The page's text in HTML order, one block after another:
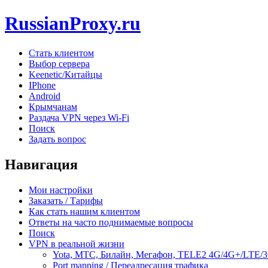
RussianProxy.ru
Стать клиентом
Выбор сервера
Keenetic/Китайцы
IPhone
Android
Крымчанам
Раздача VPN через Wi-Fi
Поиск
Задать вопрос
Навигация
Мои настройки
Заказать / Тарифы
Как стать нашим клиентом
Ответы на часто поднимаемые вопросы
Поиск
VPN в реальной жизни
Yota, МТС, Билайн, Мегафон, TELE2 4G/4G+/LTE/
Port mapping / Переадресация трафика